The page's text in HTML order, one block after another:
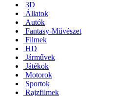
3D
Állatok
Autók
Fantasy-Művészet
Filmek
HD
Járművek
Játékok
Motorok
Sportok
Rajzfilmek